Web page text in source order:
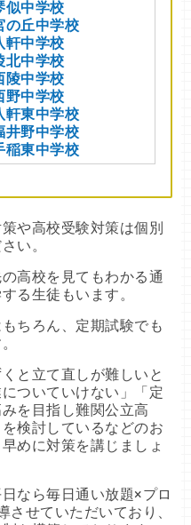
似中学校
の丘中学校
軒中学校
北中学校
陵中学校
野中学校
軒東中学校
井野中学校
稲東中学校
や高校受験対策は個別
い。
高校を見てもわかる通
る生徒もいます。
ちろん、定期試験でも
と立て直しが難しいと
ついていけない」「定
を目指し難関公立高
検討しているなどのお
めに対策を講じましょ
なら毎日通い放題×プロ
せていただいており、